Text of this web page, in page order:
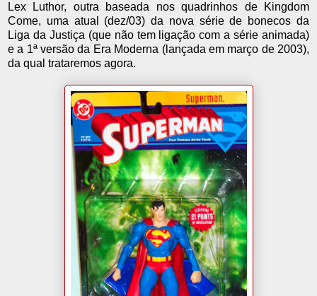
Lex Luthor, outra baseada nos quadrinhos de Kingdom
Come, uma atual (dez/03) da nova série de bonecos da
Liga da Justiça (que não tem ligação com a série animada)
e a 1ª versão da Era Moderna (lançada em março de 2003),
da qual trataremos agora.